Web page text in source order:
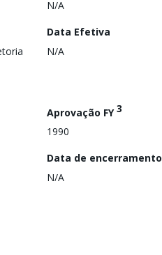
N/A
Data Efetiva
N/A
Aprovação FY3
1990
Data de encerramento
N/A